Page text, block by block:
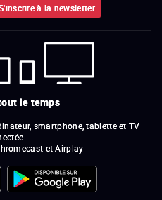
à la newsletter
le temps
smartphone, tablette et TV
et Airplay